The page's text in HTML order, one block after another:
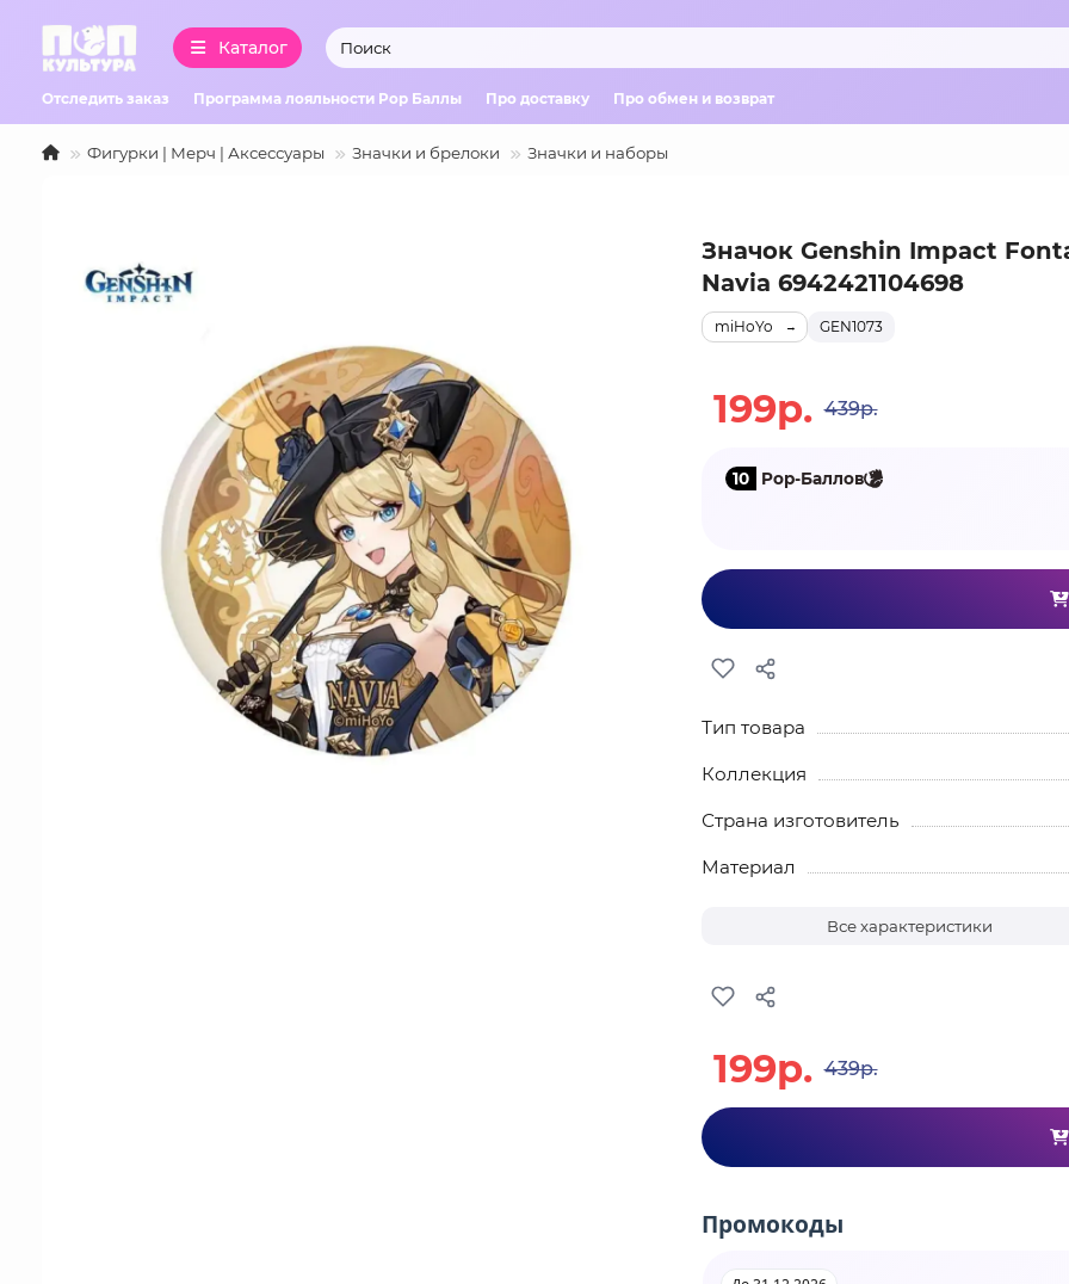
Каталог
Отследить заказ Программа лояльности Pop Баллы Про доставку Про обмен и возврат
Фигурки | Мерч | Аксессуары Значки и брелоки Значки и наборы
Значок Genshin Impact
Navia 6942421104698
GEN1073
miHoYo
199р. 439р.
10 Pop-Баллов
Тип товара
Коллекция
Страна изготовитель
Материал
Все характеристики
199р. 439р.
Промокоды